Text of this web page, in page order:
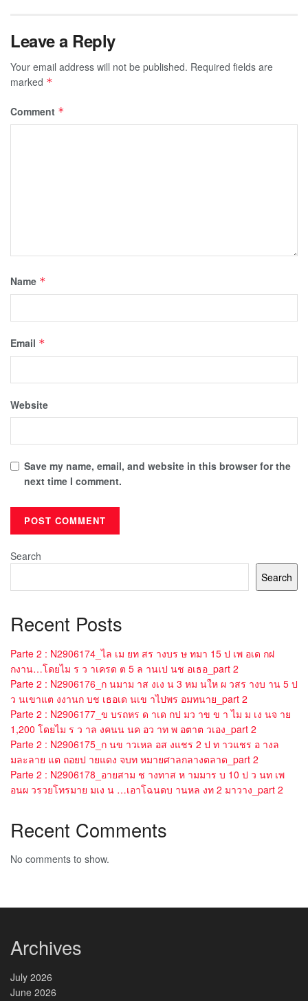
Leave a Reply
Your email address will not be published. Required fields are
marked *
Comment *
Name *
Email *
Website
Save my name, email, and website in this browser for the
next time I comment.
Search
Search
Recent Posts
Parte 2 : N2906174_ไล เม ยท สร างบร ษ ทมา 15 ป เพ อเด กฝ
กงาน…โดยไม ร ว าเครด ต 5 ล านเป นช อเธอ_part 2
Parte 2 : N2906176_ก นมาม าส งเง น 3 หม นให ผ วสร างบ าน 5 ป
ว นเขาแต งงานก บช เธอเด นเข าไปพร อมทนาย_part 2
Parte 2 : N2906177_ข บรถหร ด าเด กป มว าข ข า ไม ม เง นจ าย
1,200 โดยไม ร ว าล งคนน นค อว าท พ อตาต วเอง_part 2
Parte 2 : N2906175_ก นข าวเหล อส งแชร 2 ป ท าวแชร อ างล
มละลาย แต ถอยป ายแดง จบท หมายศาลกลางตลาด_part 2
Parte 2 : N2906178_อายสาม ช างทาส ห ามมาร บ 10 ป ว นท เพ
อนผ วรวยโทรมาย มเง น …เอาโฉนดบ านหล งท 2 มาวาง_part 2
Recent Comments
No comments to show.
Archives
July 2026
June 2026